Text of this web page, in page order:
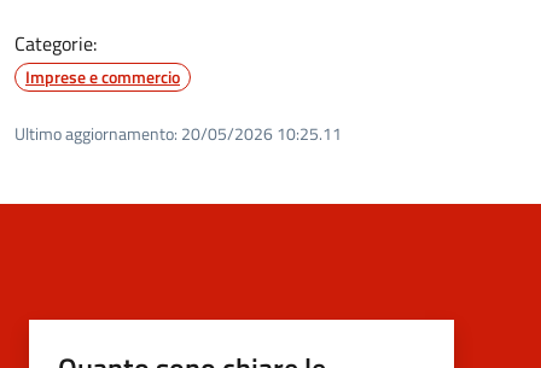
Categorie:
Imprese e commercio
Ultimo aggiornamento: 20/05/2026 10:25.11